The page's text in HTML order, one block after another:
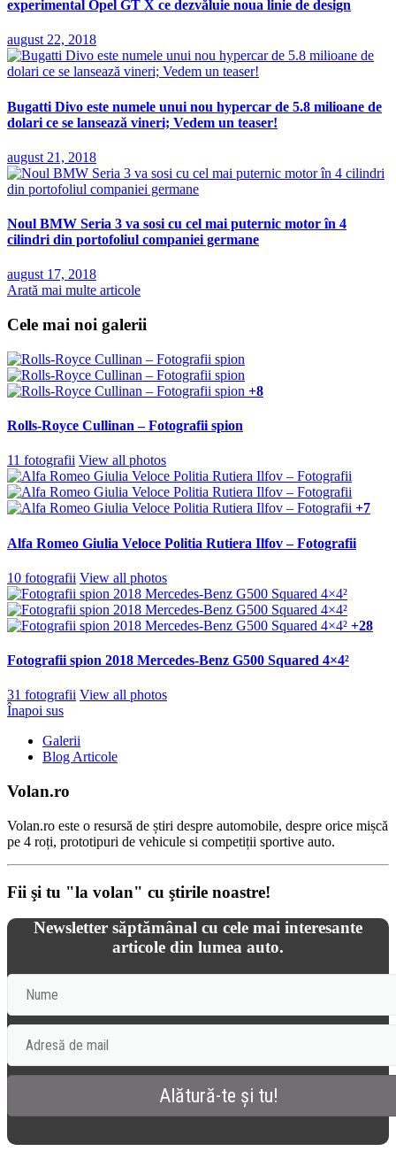
experimental Opel GT X ce dezvăluie noua linie de design
august 22, 2018
Bugatti Divo este numele unui nou hypercar de 5.8 milioane de
dolari ce se lansează vineri; Vedem un teaser!
august 21, 2018
Noul BMW Seria 3 va sosi cu cel mai puternic motor în 4
cilindri din portofoliul companiei germane
august 17, 2018
Arată mai multe articole
Cele mai noi galerii
+8
Rolls-Royce Cullinan – Fotografii spion
11 fotografii View all photos
+7
Alfa Romeo Giulia Veloce Politia Rutiera Ilfov – Fotografii
10 fotografii View all photos
+28
Fotografii spion 2018 Mercedes-Benz G500 Squared 4×4²
31 fotografii View all photos
Înapoi sus
Galerii
Blog Articole
Volan.ro
Volan.ro este o resursă de știri despre automobile, despre orice mișcă
pe 4 roți, prototipuri de vehicule si competiții sportive auto.
Fii şi tu "la volan" cu ştirile noastre!
Newsletter săptămânal cu cele mai interesante
articole din lumea auto.